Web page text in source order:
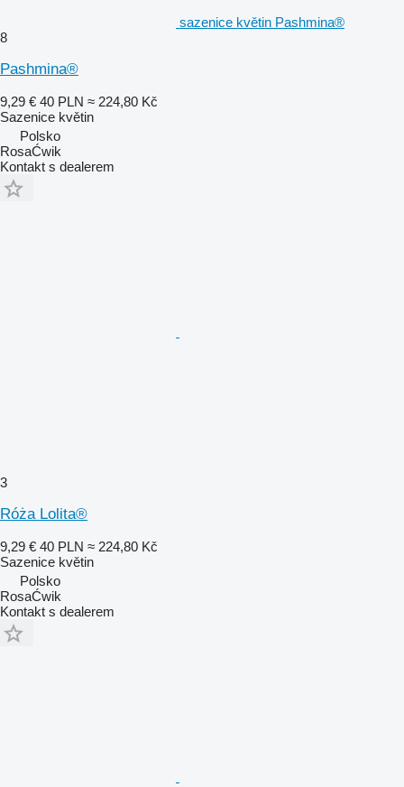
sazenice květin Pashmina®
8
Pashmina®
9,29 € 40 PLN ≈ 224,80 Kč
Sazenice květin
Polsko
RosaĆwik
Kontakt s dealerem
3
Róża Lolita®
9,29 € 40 PLN ≈ 224,80 Kč
Sazenice květin
Polsko
RosaĆwik
Kontakt s dealerem